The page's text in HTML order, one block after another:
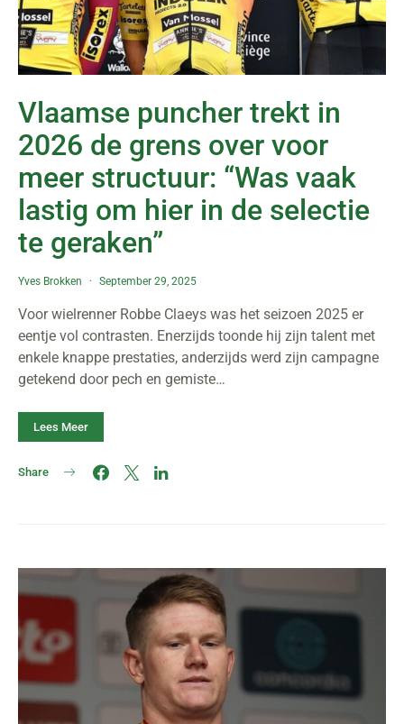
Vlaamse puncher trekt in
2026 de grens over voor
meer structuur: “Was vaak
lastig om hier in de selectie
te geraken”
Yves Brokken September 29, 2025
Voor wielrenner Robbe Claeys was het seizoen 2025 er
eentje vol contrasten. Enerzijds toonde hij zijn talent met
enkele knappe prestaties, anderzijds werd zijn campagne
getekend door pech en gemiste…
Lees Meer
Share